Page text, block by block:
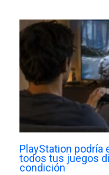
PlayStation podría
todos tus juegos
condición